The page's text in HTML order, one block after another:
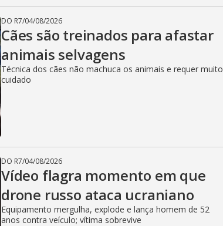
DO R7/04/08/2026
Cães são treinados para afastar
animais selvagens
Técnica dos cães não machuca os animais e requer muito
cuidado
DO R7/04/08/2026
Vídeo flagra momento em que
drone russo ataca ucraniano
Equipamento mergulha, explode e lança homem de 52
anos contra veículo; vítima sobrevive